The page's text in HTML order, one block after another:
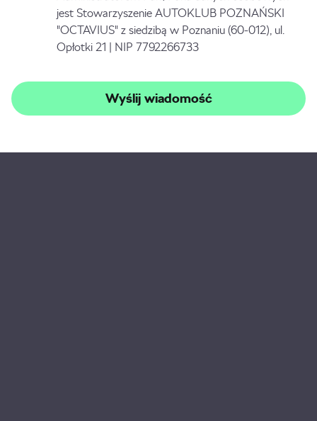
jest Stowarzyszenie AUTOKLUB POZNAŃSKI
"OCTAVIUS" z siedzibą w Poznaniu (60-012), ul.
Opłotki 21 | NIP 7792266733